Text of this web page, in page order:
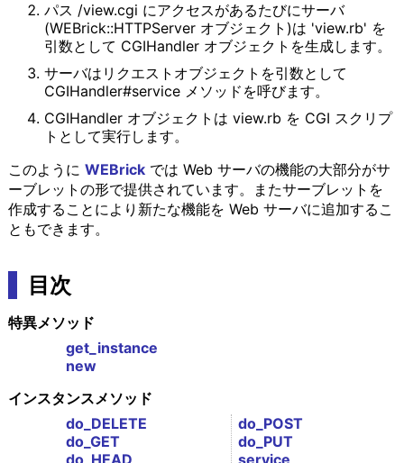
パス /view.cgi にアクセスがあるたびにサーバ
(WEBrick::HTTPServer オブジェクト)は 'view.rb' を
引数として CGIHandler オブジェクトを生成します。
サーバはリクエストオブジェクトを引数として
CGIHandler#service メソッドを呼びます。
CGIHandler オブジェクトは view.rb を CGI スクリプ
トとして実行します。
このように WEBrickでは Web サーバの機能の大部分がサ
ーブレットの形で提供されています。またサーブレットを
作成することにより新たな機能を Web サーバに追加するこ
ともできます。
目次
特異メソッド
get_instance
new
インスタンスメソッド
do_DELETE
do_GET
do_POST
do_PUT